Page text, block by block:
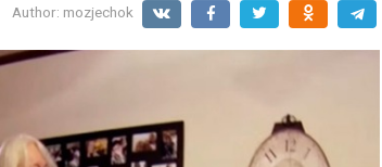
Author: mozjechok